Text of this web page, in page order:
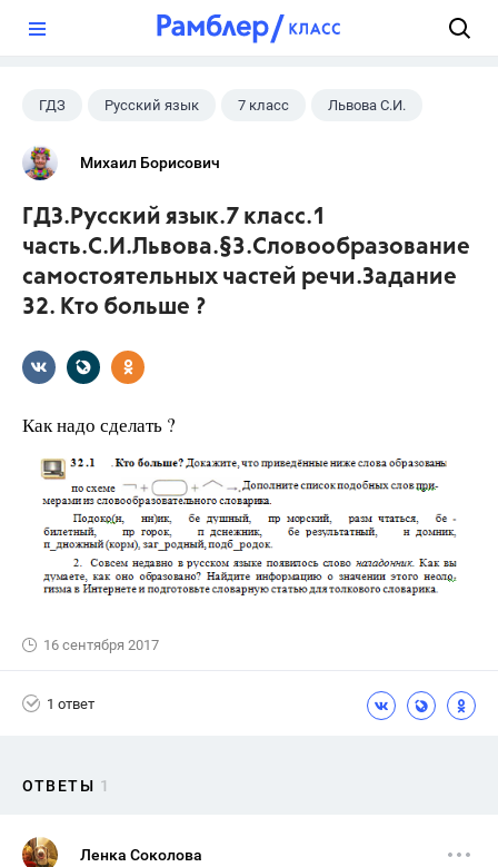
ГДЗ Русский язык 7 класс Львова С.И.
Михаил Борисович
ГДЗ.Русский язык.7 класс.1
часть.С.И.Львова.§3.Словообразование
самостоятельных частей речи.Задание
32. Кто больше ?
Как надо сделать ?
16 сентября 2017
1 ответ
ОТВЕТЫ 1
Ленка Соколова